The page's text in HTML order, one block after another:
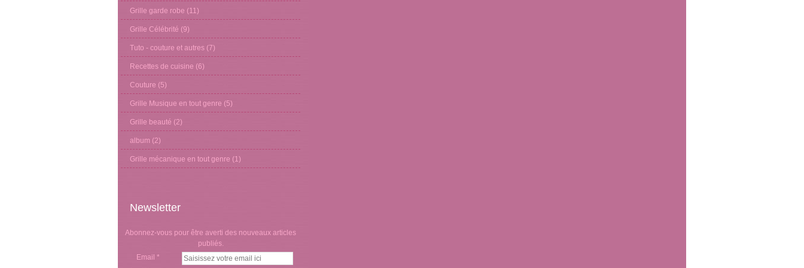
Grille garde robe (11)
Grille Célébrité (9)
Tuto - couture et autres (7)
Recettes de cuisine (6)
Couture (5)
Grille Musique en tout genre (5)
Grille beauté (2)
album (2)
Grille mécanique en tout genre (1)
Newsletter
Abonnez-vous pour être averti des nouveaux articles
publiés.
Email